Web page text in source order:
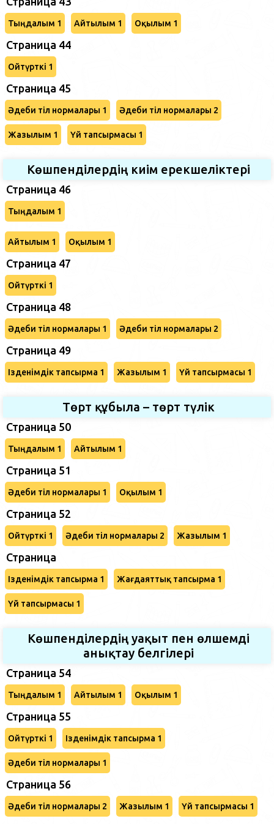
Тыңдалым 1 Айтылым 1 Оқылым 1
Страница 44
Ойтүрткі 1
Страница 45
Әдеби тіл нормалары 1 Әдеби тіл нормалары 2
Жазылым 1 Үй тапсырмасы 1
Көшпенділердің киім ерекшеліктері
Страница 46
Тыңдалым 1
Айтылым 1 Оқылым 1
Страница 47
Ойтүрткі 1
Страница 48
Әдеби тіл нормалары 1 Әдеби тіл нормалары 2
Страница 49
Ізденімдік тапсырма 1 Жазылым 1 Үй тапсырмасы 1
Төрт құбыла – төрт түлік
Страница 50
Тыңдалым 1 Айтылым 1
Страница 51
Әдеби тіл нормалары 1 Оқылым 1
Страница 52
Ойтүрткі 1 Әдеби тіл нормалары 2 Жазылым 1
Страница
Ізденімдік тапсырма 1 Жағдаяттық тапсырма 1
Үй тапсырмасы 1
Көшпенділердің уақыт пен өлшемді
анықтау белгілері
Страница 54
Тыңдалым 1 Айтылым 1 Оқылым 1
Страница 55
Ойтүрткі 1 Ізденімдік тапсырма 1
Әдеби тіл нормалары 1
Страница 56
Әдеби тіл нормалары 2 Жазылым 1 Үй тапсырмасы 1